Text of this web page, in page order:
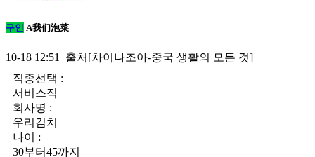
구인 A我们泡菜
10-18 12:51 출처[차이나조아-중국 생활의 모든 것]
직종선택 :
서비스직
회사명 :
우리김치
나이 :
30부터45까지